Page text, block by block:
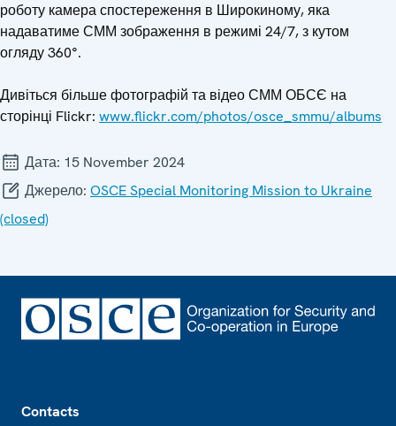
роботу камера спостереження в Широкиному, яка
надаватиме СММ зображення в режимі 24/7, з кутом
огляду 360°.
Дивіться більше фотографій та відео СММ ОБСЄ на
сторінці Flickr: www.flickr.com/photos/osce_smmu/albums
Дата: 15 November 2024
Джерело: OSCE Special Monitoring Mission to Ukraine
(closed)
Contacts